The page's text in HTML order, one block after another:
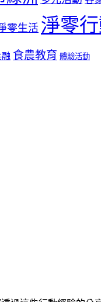
零生活 淨零
食農教育 體驗活動